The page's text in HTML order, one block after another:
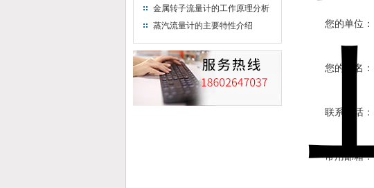
金属转子流量计的工作原理分析
蒸汽流量计的主要特性介绍
您的单位：
您的姓名：
联系电话：
常用邮箱：